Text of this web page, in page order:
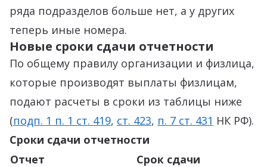
ряда подразделов больше нет, а у других
теперь иные номера.
Новые сроки сдачи отчетности
По общему правилу организации и физлица,
которые производят выплаты физлицам,
подают расчеты в сроки из таблицы ниже
(подп. 1 п. 1 ст. 419, ст. 423, п. 7 ст. 431 НК РФ).
Сроки сдачи отчетности
Отчет
Срок сдачи